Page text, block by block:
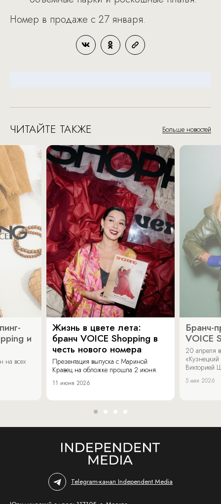
Номер в продаже с 27 января.
ЧИТАЙТЕ ТАКЖЕ Больше новостей
и
на всех
Жизнь в цвете лета:
бранч VOICE Shopping в
честь нового номера
Презентация выпуска с Мариной
Кравец на обложке прошла 2 июня.
11 июня 2026
Бранч-
VOICE
20 апреля
«Кузнецкий
Викторией
5 мая 2026
Telegram-канал Independent Media